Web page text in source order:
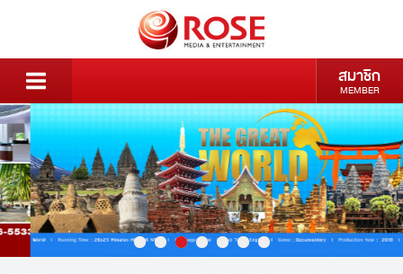
สมาชิก
MEMBER